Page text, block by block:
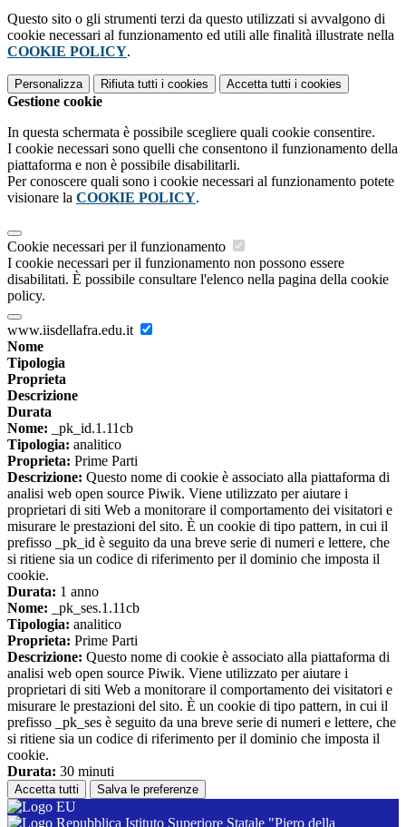
Questo sito o gli strumenti terzi da questo utilizzati si avvalgono di
cookie necessari al funzionamento ed utili alle finalità illustrate nella
COOKIE POLICY.
Personalizza Rifiuta tutti i cookies Accetta tutti i cookies
Gestione cookie
In questa schermata è possibile scegliere quali cookie consentire.
I cookie necessari sono quelli che consentono il funzionamento della
piattaforma e non è possibile disabilitarli.
Per conoscere quali sono i cookie necessari al funzionamento potete
visionare la COOKIE POLICY.
Cookie necessari per il funzionamento
I cookie necessari per il funzionamento non possono essere
disabilitati. È possibile consultare l'elenco nella pagina della cookie
policy.
www.iisdellafra.edu.it
Nome
Tipologia
Proprieta
Descrizione
Durata
Nome: _pk_id.1.11cb
Tipologia: analitico
Proprieta: Prime Parti
Descrizione: Questo nome di cookie è associato alla piattaforma di
analisi web open source Piwik. Viene utilizzato per aiutare i
proprietari di siti Web a monitorare il comportamento dei visitatori e
misurare le prestazioni del sito. È un cookie di tipo pattern, in cui il
prefisso _pk_id è seguito da una breve serie di numeri e lettere, che
si ritiene sia un codice di riferimento per il dominio che imposta il
cookie.
Durata: 1 anno
Nome: _pk_ses.1.11cb
Tipologia: analitico
Proprieta: Prime Parti
Descrizione: Questo nome di cookie è associato alla piattaforma di
analisi web open source Piwik. Viene utilizzato per aiutare i
proprietari di siti Web a monitorare il comportamento dei visitatori e
misurare le prestazioni del sito. È un cookie di tipo pattern, in cui il
prefisso _pk_ses è seguito da una breve serie di numeri e lettere, che
si ritiene sia un codice di riferimento per il dominio che imposta il
cookie.
Durata: 30 minuti
Accetta tutti Salva le preferenze
Istituto Superiore Statale "Piero della